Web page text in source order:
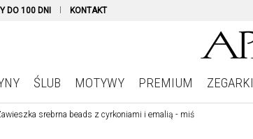
DO 100 DNI KONTAKT
ŚLUB MOTYWY PREMIUM ZEGARKI
srebrna beads z cyrkoniami i emalią - miś